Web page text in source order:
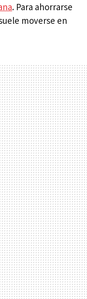
. Para ahorrarse
moverse en